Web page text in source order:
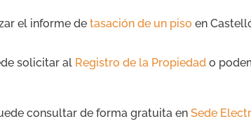
el informe de tasación de un piso en
solicitar al Registro de la Propiedad o
consultar de forma gratuita en Sede